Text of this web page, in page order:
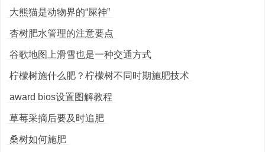
大熊猫是动物界的“屎神”
杏树肥水管理的注意要点
谷歌地图上滑雪也是一种交通方式
柠檬树施什么肥？柠檬树不同时期施肥技术
award bios设置图解教程
草莓采摘后要及时追肥
桑树如何施肥